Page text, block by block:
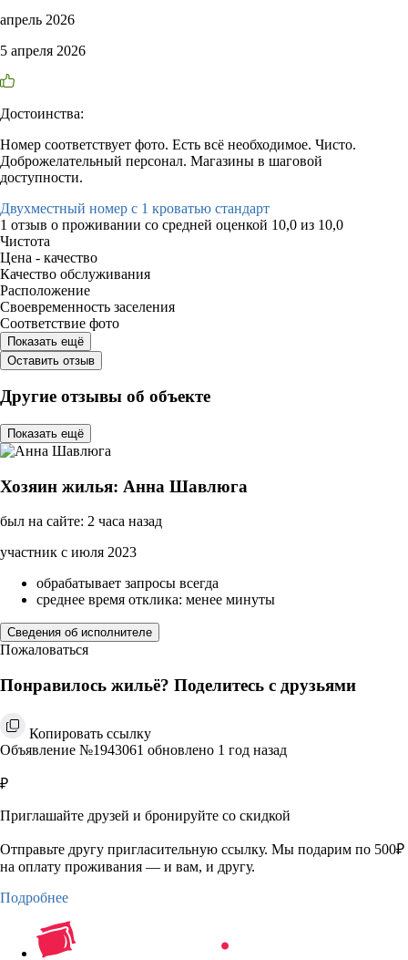
апрель 2026
5 апреля 2026
Достоинства:
Номер соответствует фото. Есть всё необходимое. Чисто.
Доброжелательный персонал. Магазины в шаговой
доступности.
Двухместный номер с 1 кроватью стандарт
1 отзыв о проживании со средней оценкой 10,0 из 10,0
Чистота
Цена - качество
Качество обслуживания
Расположение
Своевременность заселения
Соответствие фото
Показать ещё
Оставить отзыв
Другие отзывы об объекте
Показать ещё
Хозяин жилья: Анна Шавлюга
был на сайте: 2 часа назад
участник с июля 2023
обрабатывает запросы всегда
среднее время отклика: менее минуты
Сведения об исполнителе
Пожаловаться
Понравилось жильё? Поделитесь с друзьями
Копировать ссылку
Объявление №1943061 обновлено 1 год назад
₽
Приглашайте друзей и бронируйте со скидкой
Отправьте другу пригласительную ссылку. Мы подарим по 500₽
на оплату проживания — и вам, и другу.
Подробнее